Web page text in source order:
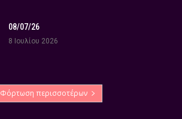
08/07/26
8 Ιουλίου 2026
Φόρτωση περισσοτέρων